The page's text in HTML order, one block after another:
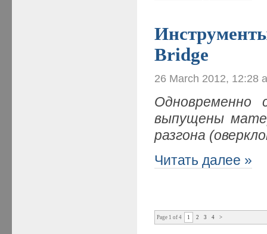
Bridge
26 March 2012, 12:28
Одновременно
выпущены
разгона
Читать далее »
Page 1 of 4 1 2 3 4 >